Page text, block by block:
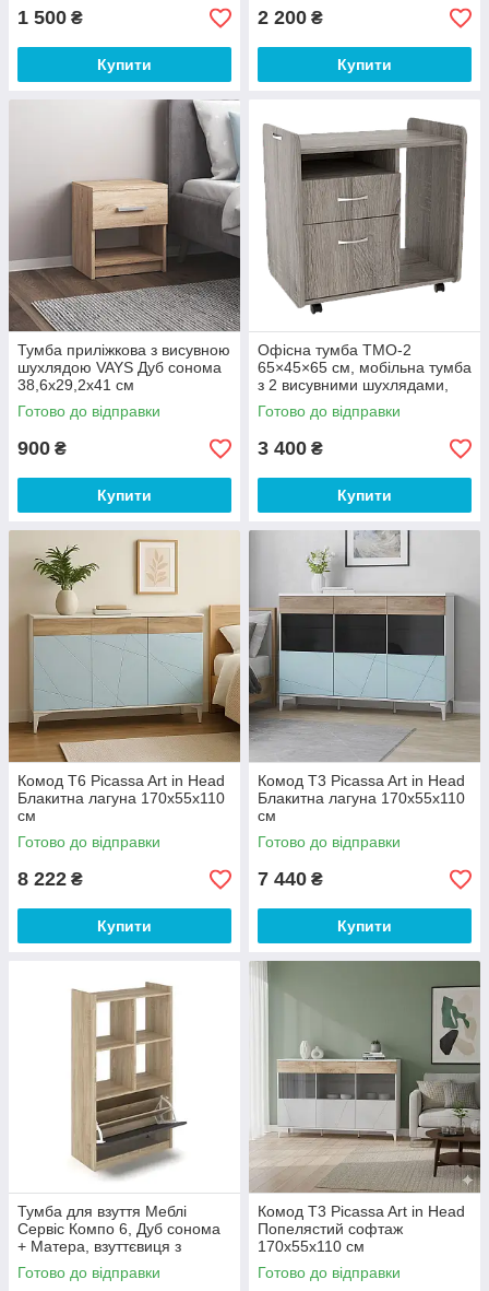
1 500 ₴
Купити
2 200 ₴
Купити
Тумба приліжкова з висувною
шухлядою VAYS Дуб сонома
38,6х29,2х41 см
Готово до відправки
900 ₴
Купити
Офісна тумба ТМО-2
65×45×65 см, мобільна тумба
з 2 висувними шухлядами,
відкритою полицею та
коліщатками, Дуб трюфель
Готово до відправки
3 400 ₴
Купити
Комод Т6 Picassa Art in Head
Блакитна лагуна 170х55х110
см
Готово до відправки
8 222 ₴
Купити
Комод Т3 Picassa Art in Head
Блакитна лагуна 170х55х110
см
Готово до відправки
7 440 ₴
Купити
Тумба для взуття Меблі
Сервіс Компо 6, Дуб сонома
+ Матера, взуттєвиця з
полицями для зберігання
взуття, тумба в передпокій
Готово до відправки
Комод Т3 Picassa Art in Head
Попелястий софтаж
170х55х110 см
Готово до відправки